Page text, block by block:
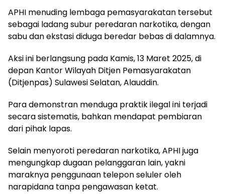
APHI menuding lembaga pemasyarakatan tersebut
sebagai ladang subur peredaran narkotika, dengan
sabu dan ekstasi diduga beredar bebas di dalamnya.
Aksi ini berlangsung pada Kamis, 13 Maret 2025, di
depan Kantor Wilayah Ditjen Pemasyarakatan
(Ditjenpas) Sulawesi Selatan, Alauddin.
Para demonstran menduga praktik ilegal ini terjadi
secara sistematis, bahkan mendapat pembiaran
dari pihak lapas.
Selain menyoroti peredaran narkotika, APHI juga
mengungkap dugaan pelanggaran lain, yakni
maraknya penggunaan telepon seluler oleh
narapidana tanpa pengawasan ketat.